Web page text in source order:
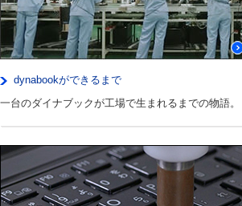
dynabookができるまで
一台のダイナブックが工場で生まれるまでの物語。